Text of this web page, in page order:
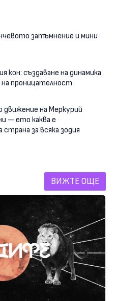
затъмнение и мини
кон: създаване на динамика
на проницателност
на Меркурий
— ето каква е
за всяка зодия
ВИЖТЕ ОЩЕ